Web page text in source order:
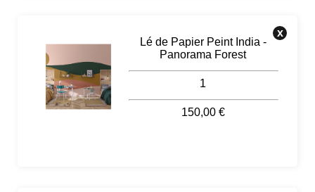
Grammage : 150g
x
Lé de Papier Peint India -
Panorama Forest
1
150,00 €